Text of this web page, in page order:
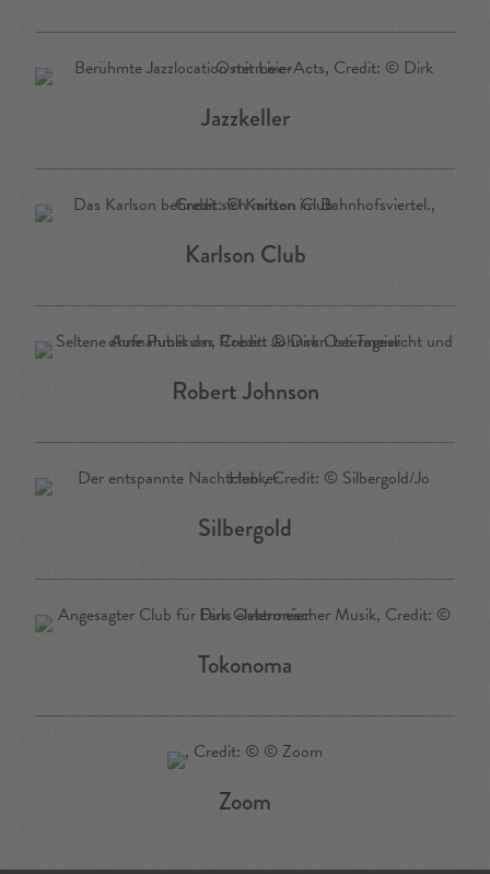
Jazzkeller
Karlson Club
Robert Johnson
Silbergold
Tokonoma
Zoom